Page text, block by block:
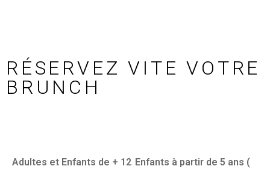
RÉSERVEZ VITE VOTRE
BRUNCH
Adultes et Enfants de + 12 Enfants à partir de 5 ans (